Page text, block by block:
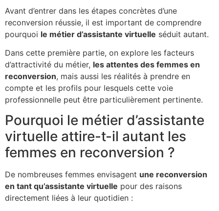
Avant d’entrer dans les étapes concrètes d’une
reconversion réussie, il est important de comprendre
pourquoi le métier d’assistante virtuelle séduit autant.
Dans cette première partie, on explore les facteurs
d’attractivité du métier, les attentes des femmes en
reconversion, mais aussi les réalités à prendre en
compte et les profils pour lesquels cette voie
professionnelle peut être particulièrement pertinente.
Pourquoi le métier d’assistante
virtuelle attire-t-il autant les
femmes en reconversion ?
De nombreuses femmes envisagent une reconversion
en tant qu’assistante virtuelle pour des raisons
directement liées à leur quotidien :